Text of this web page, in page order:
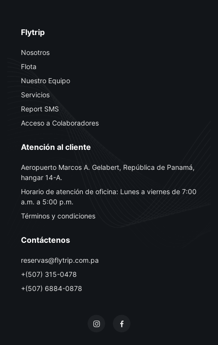
Flytrip
Nosotros
Flota
Nuestro Equipo
Servicios
Report SMS
Acceso a Colaboradores
Atención al cliente
Aeropuerto Marcos A. Gelabert, República de Panamá,
hangar 14-A.
Horario de atención de oficina: Lunes a viernes de 7:00
a.m. a 5:00 p.m.
Términos y condiciones
Contáctenos
reservas@flytrip.com.pa
+(507) 315-0478
+(507) 6884-0878